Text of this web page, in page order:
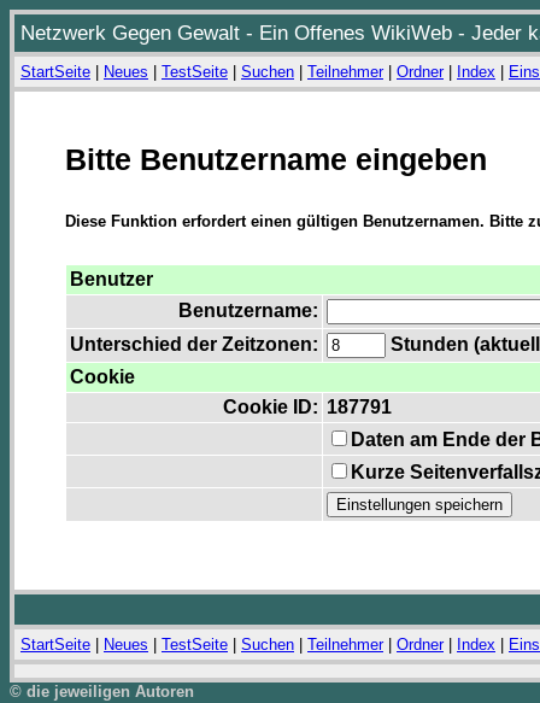
Netzwerk Gegen Gewalt - Ein Offenes WikiWeb - Jeder
StartSeite Neues TestSeite Suchen Teilnehmer| Ordner| Index
Bitte Benutzername eingeben
Diese Funktion erfordert einen gültigen Benutzernamen. Bitte
Benutzer
Benutzername:
Unterschied der Zeitzonen:
Stunden
Cookie
Cookie ID: 187791
Daten am Ende der
Kurze
StartSeite Neues TestSeite Suchen Teilnehmer| Ordner| Index
© die jeweiligen Autoren